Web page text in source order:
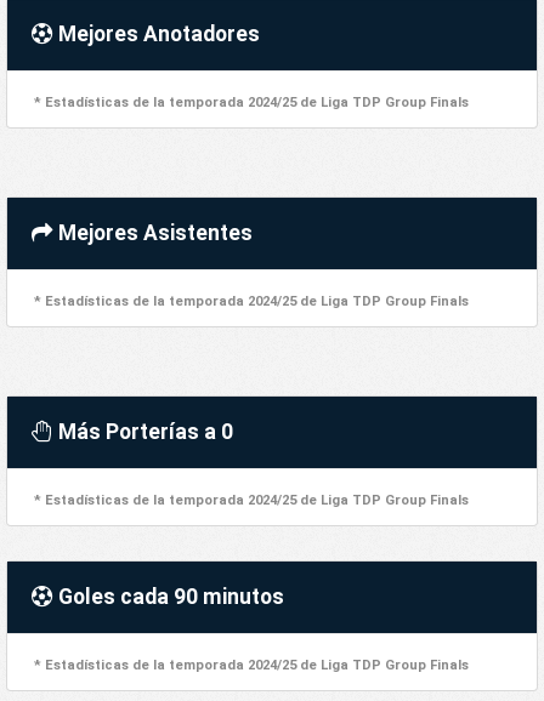
Mejores Anotadores
* Estadísticas de la temporada 2024/25 de Liga TDP Group Finals
Mejores Asistentes
* Estadísticas de la temporada 2024/25 de Liga TDP Group Finals
Más Porterías a 0
* Estadísticas de la temporada 2024/25 de Liga TDP Group Finals
Goles cada 90 minutos
* Estadísticas de la temporada 2024/25 de Liga TDP Group Finals